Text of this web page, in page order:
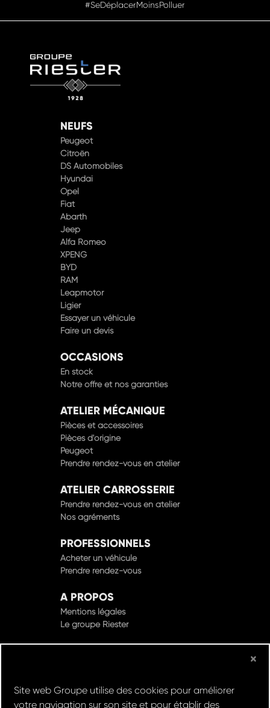
#SeDéplacerMoinsPolluer
NEUFS
Peugeot
Citroën
DS Automobiles
Hyundai
Opel
Fiat
Abarth
Jeep
Alfa Romeo
XPENG
BYD
RAM
Leapmotor
Ligier
Essayer un véhicule
Faire un devis
OCCASIONS
En stock
Notre offre et nos garanties
ATELIER MÉCANIQUE
Pièces et accessoires
Pièces d'origine
Peugeot
Prendre rendez-vous en atelier
ATELIER CARROSSERIE
Prendre rendez-vous en atelier
Nos agréments
PROFESSIONNELS
Acheter un véhicule
Prendre rendez-vous
A PROPOS
Mentions légales
Le groupe Riester
© Groupe Riester 2022 - Tous droits réservés
×
Site web Groupe utilise des cookies pour améliorer
votre navigation sur son site et pour établir des